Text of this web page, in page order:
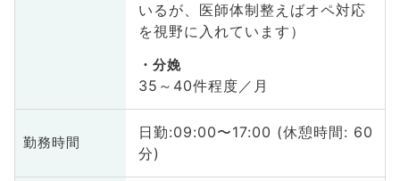
いるが、医師体制整えばオペ対応
を視野に入れています）
分娩
35～40件程度／月
勤務時間
日勤:09:00〜17:00 (休憩時間: 60
分)